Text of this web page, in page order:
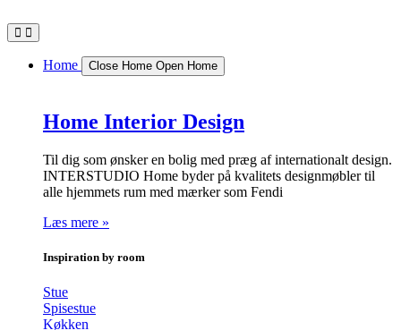
til
indhold
Home
Close Home Open Home
Home Interior Design
Til dig som ønsker en bolig med præg af internationalt design.
INTERSTUDIO Home byder på kvalitets designmøbler til
alle hjemmets rum med mærker som Fendi
Læs mere »
Inspiration by room
Stue
Spisestue
Køkken